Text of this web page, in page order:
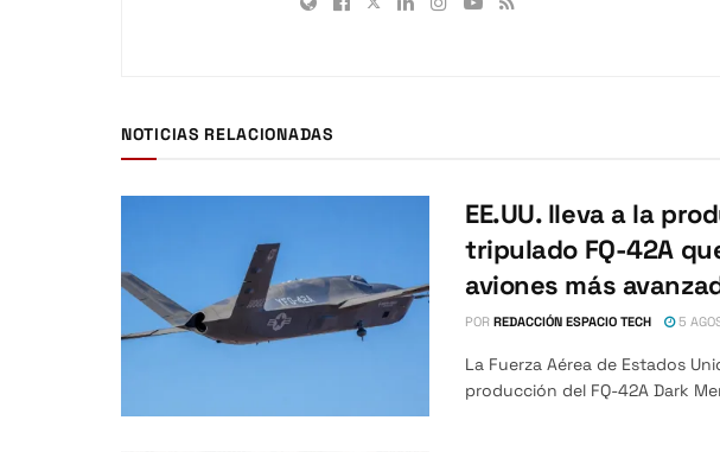
NOTICIAS RELACIONADAS
EE.UU. lleva a la
tripulado FQ-42A
aviones más
POR REDACCIÓN ESPACIO TECH 5
La Fuerza Aérea de Estados
producción del FQ-42A Dark